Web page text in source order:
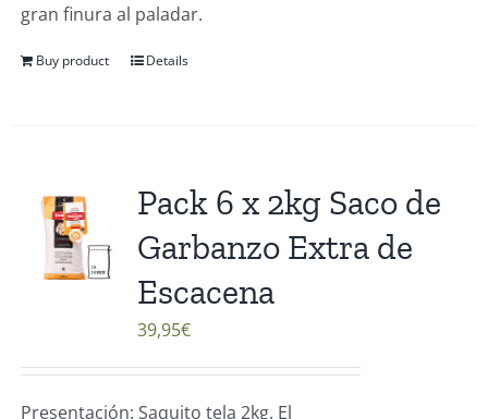
gran finura al paladar.
Buy product Details
Pack 6 x 2kg Saco de
Garbanzo Extra de
Escacena
39,95€
Presentación: Saquito tela 2kg. El